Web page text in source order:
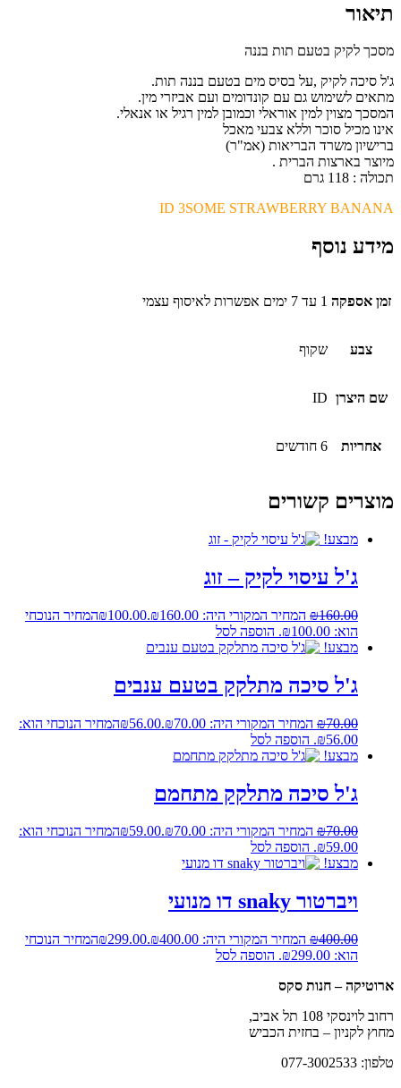
תיאור
מסכך לקיק בטעם תות בננה
ג'ל סיכה לקיק ,על בסיס מים בטעם בננה תות.
מתאים לשימוש גם עם קונדומים ועם אביזרי מין.
המסכך מצוין למין אוראלי וכמובן למין רגיל או אנאלי.
אינו מכיל סוכר וללא צבעי מאכל
ברישיון משרד הבריאות (אמ"ר)
מיוצר בארצות הברית .
תכולה : 118 גרם
ID 3SOME STRAWBERRY BANANA
מידע נוסף
זמן אספקה 1 עד 7 ימים אפשרות לאיסוף עצמי
צבע שקוף
שם היצרן ID
אחריות 6 חודשים
מוצרים קשורים
מבצע!
ג'ל עיסוי לקיק – זוג
₪160.00 המחיר המקורי היה: ₪160.00. ₪100.00
המחיר הנוכחי
הוא: ₪100.00.
הוספה לסל
מבצע!
ג'ל סיכה מתלקק בטעם ענבים
₪70.00 המחיר המקורי היה: ₪70.00. ₪56.00
המחיר הנוכחי הוא:
₪56.00. הוספה לסל
מבצע!
ג'ל סיכה מתלקק מתחמם
₪70.00 המחיר המקורי היה: ₪70.00. ₪59.00
המחיר הנוכחי הוא:
₪59.00. הוספה לסל
מבצע!
ויברטור snaky דו מנועי
₪400.00 המחיר המקורי היה: ₪400.00. ₪299.00
המחיר הנוכחי
הוא: ₪299.00.
הוספה לסל
ארוטיקה – חנות סקס
רחוב לוינסקי 108 תל אביב,
מחוץ לקניון – בחזית הכביש
טלפון: 077-3002533